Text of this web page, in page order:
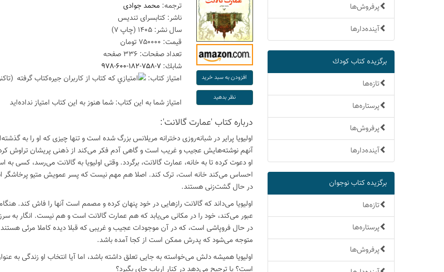
پرفروش‌ها
آینده‌دارها
برگزیده كتاب كودك
تازه‌ها
پرستاره‌ها
پرفروش‌ها
آینده‌دارها
برگزیده كتاب نوجوان
تازه‌ها
پرستاره‌ها
پرفروش‌ها
ترجمه: محمد جوادی
ناشر: کتابسرای تندیس
سال نشر: 1405 (چاپ7
)
قیمت: 750000 تومان
تعداد صفحات: 336 صفحه
شابك: 978-600-182-758-7
امتیاز كتاب:
امتیاز شما به این كتاب: شما هنوز به این كتاب امتیاز نداده‌اید
درباره كتاب 'عمارت گالانت':
اولیویا پرایر در شبانه‌روزی دخترانه مریلانس بزرگ شده است و تنها چیزی که او را
آنهم نوشته‌هایش عجیب و غریب است و گاهی آدم فکر می‌کند از ذهنی پریشان تراوش کرده
او دعوت کرده تا به خانه، عمارت گالانت، برگردد. وقتی اولیویا به گالانت می‌رسد، کسی به
احساس می‌کند خانه است، ترک کند. اصلا هم مهم نیست که پسر عمویش متیو پرخاشگر
در حال گشت‌زنی هستند.
اولیویا می‌داند که گالانت رازهایی در خود پنهان کرده و مصمم است آنها را فاش کند.
عبور می‌کند، خود را در مکانی می‌یابد که هم عمارت گالانت است و هم نیست. انگار به
در حال فروپاشی است، که در آن موجودات عجیب و غریبی که قبلا دیده کاملا مرئی هستند
متوجه می‌شود که پدرش ممکن است از کجا آمده باشد.
اولیویا همیشه دلش می‌خواسته به جایی تعلق داشته باشد، اما آیا انتخاب او زندگی به
است؟ یا ترجیح می‌دهد در کنار ارباب جای بگیرد؟